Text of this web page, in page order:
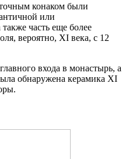
конаком были
или
часть еще более
вероятно, XI века, с 12
входа в монастырь, а
обнаружена керамика XI